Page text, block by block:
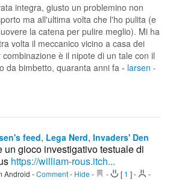
integra, giusto un problemino non
ma all'ultima volta che l'ho pulita (e
la catena per pulire meglio). Mi ha
volta il meccanico vicino a casa dei
combinazione è il nipote di un tale con il
da bimbetto, quaranta anni fa - larsen -
feed, Lega Nerd, Invaders' Den
un gioco investigativo testuale di
https://william-rous.itch...
Android -Comment- Hide - - [ 1 ]-
-